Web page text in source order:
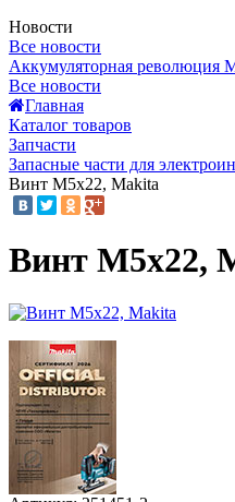
Новости
Все новости
Аккумуляторная революция
Все новости
Главная
Каталог товаров
Запчасти
Запасные части для
Винт M5х22, Makita
Винт M5х22,